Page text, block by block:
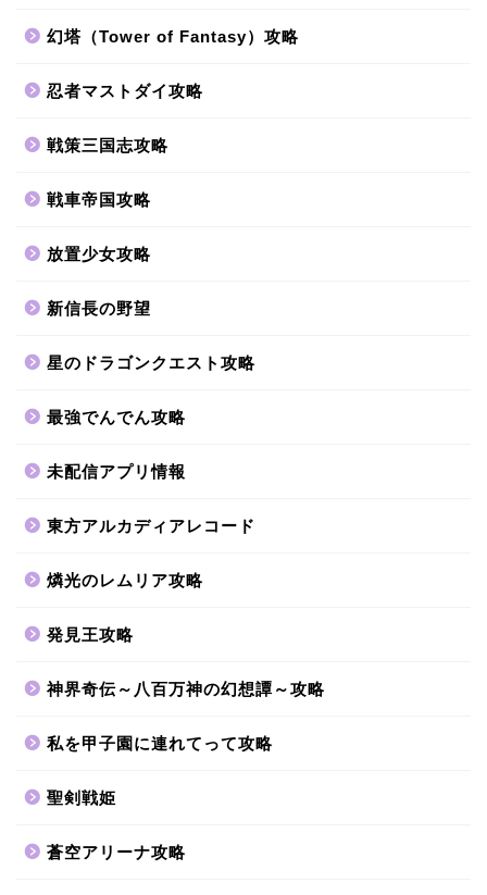
幻塔（Tower of Fantasy）攻略
忍者マストダイ攻略
戦策三国志攻略
戦車帝国攻略
放置少女攻略
新信長の野望
星のドラゴンクエスト攻略
最強でんでん攻略
未配信アプリ情報
東方アルカディアレコード
燐光のレムリア攻略
発見王攻略
神界奇伝～八百万神の幻想譚～攻略
私を甲子園に連れてって攻略
聖剣戦姫
蒼空アリーナ攻略